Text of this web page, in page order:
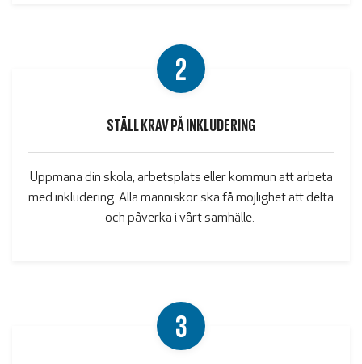
2
STÄLL KRAV PÅ INKLUDERING
Uppmana din skola, arbetsplats eller kommun att arbeta
med inkludering. Alla människor ska få möjlighet att delta
och påverka i vårt samhälle.
3